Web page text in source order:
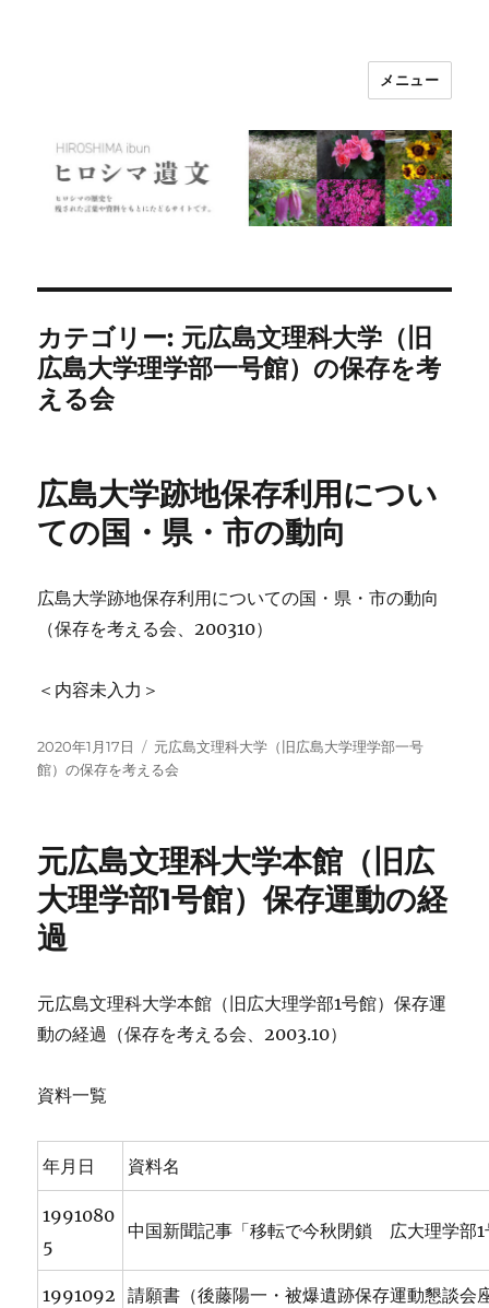
メニュー
カテゴリー: 元広島文理科大学（旧
広島大学理学部一号館）の保存を考
える会
広島大学跡地保存利用につい
ての国・県・市の動向
広島大学跡地保存利用についての国・県・市の動向
（保存を考える会、200310）
＜内容未入力＞
投
稿
2020年1月17日
カ
テ
元広島文理科大学（旧広島大学理学部一号
館）の保存を考える会
元広島文理科大学本館（旧広
大理学部1号館）保存運動の経
過
元広島文理科大学本館（旧広大理学部1号館）保存運
動の経過（保存を考える会、2003.10）
資料一覧
年月日 資料名
1991080
5
中国新聞記事「移転で今秋閉鎖 広大理学部1
1991092
請願書（後藤陽一・被爆遺跡保存運動懇談会